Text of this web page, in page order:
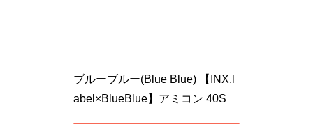
ブルーブルー(Blue Blue) 【INX.l
abel×BlueBlue】アミコン 40S